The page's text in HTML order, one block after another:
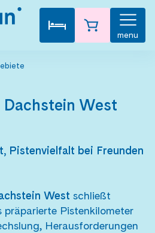
menu
West
Pistenvielfalt bei Freunden
West schließt
präparierte Pistenkilometer
Herausforderungen